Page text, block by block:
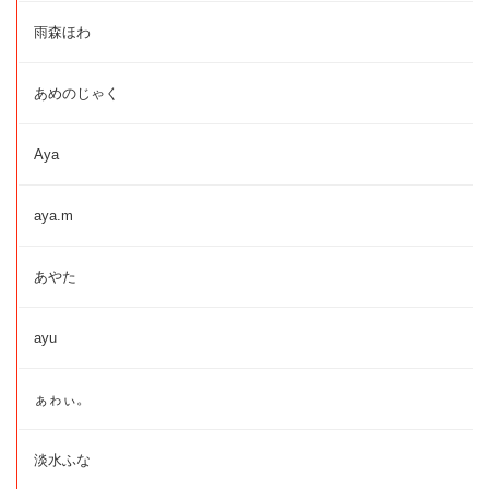
雨森ほわ
あめのじゃく
Aya
aya.m
あやた
ayu
ぁゎぃ。
淡水ふな